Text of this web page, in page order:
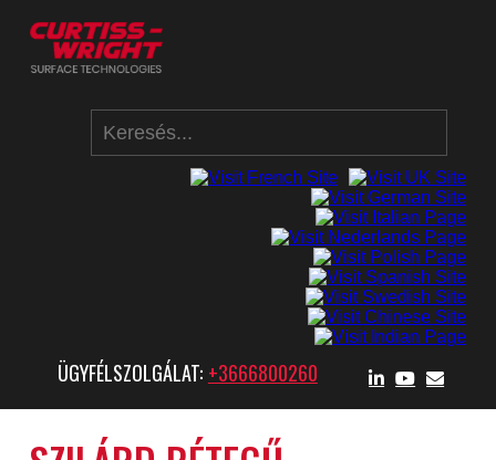
ÜGYFÉLSZOLGÁLAT: +3666800260